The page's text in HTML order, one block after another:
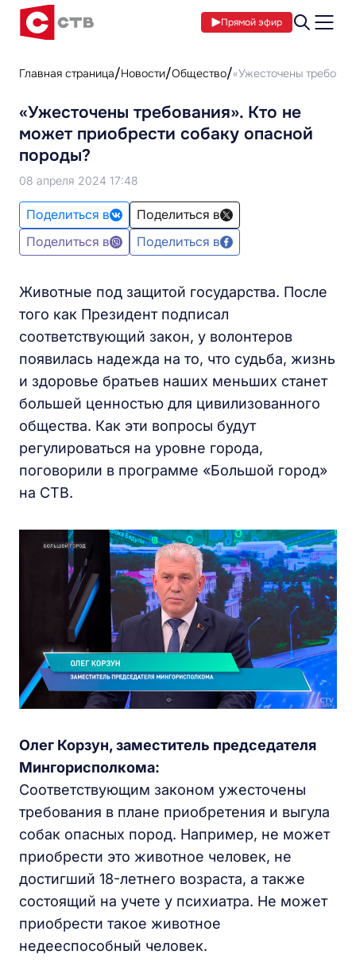
Прямой эфир
Главная страница Новости Общество «Ужесточены
«Ужесточены требования». Кто не
может приобрести собаку опасной
породы?
08 апреля 2024 17:48
Поделиться в
Поделиться в
Поделиться в
Поделиться в
Животные под защитой государства. После
того как Президент подписал
соответствующий закон, у волонтеров
появилась надежда на то, что судьба, жизнь
и здоровье братьев наших меньших станет
большей ценностью для цивилизованного
общества. Как эти вопросы будут
регулироваться на уровне города,
поговорили в программе «Большой город»
на СТВ.
Олег Корзун, заместитель председателя
Мингорисполкома:
Соответствующим законом ужесточены
требования в плане приобретения и выгула
собак опасных пород. Например, не может
приобрести это животное человек, не
достигший 18-летнего возраста, а также
состоящий на учете у психиатра. Не может
приобрести такое животное
недееспособный человек.